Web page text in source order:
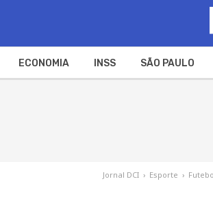
ECONOMIA INSS SÃO PAULO
Jornal DCI › Esporte ›